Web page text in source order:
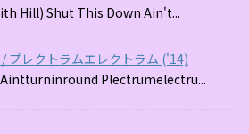
Hill) Shut This Down Ain't...
プレクトラムエレクトラム ('14)
Plectrumelectru...